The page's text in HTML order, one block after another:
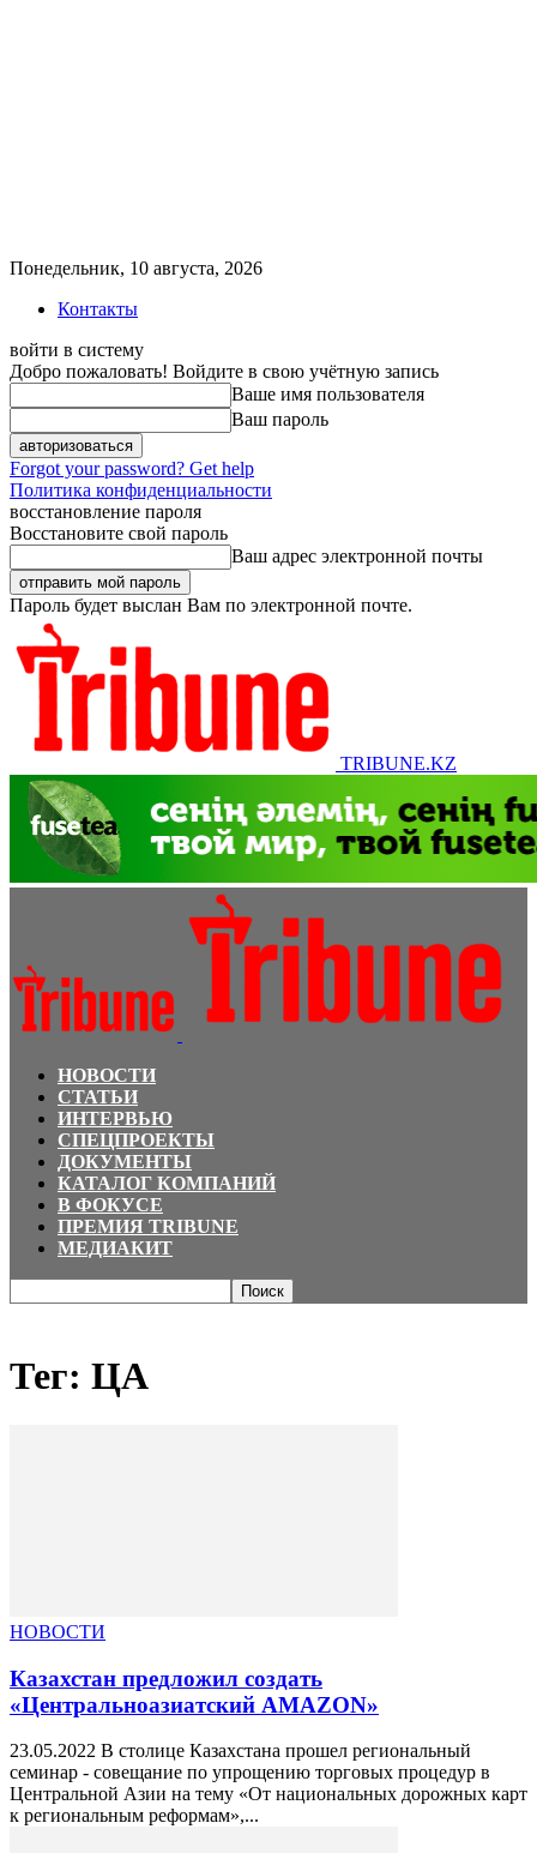
Понедельник, 10 августа, 2026
Контакты
войти в систему
Добро пожаловать! Войдите в свою учётную запись
Ваше имя пользователя
Ваш пароль
Forgot your password? Get help
Политика конфиденциальности
восстановление пароля
Восстановите свой пароль
Ваш адрес электронной почты
Пароль будет выслан Вам по электронной почте.
TRIBUNE.KZ
НОВОСТИ
СТАТЬИ
ИНТЕРВЬЮ
СПЕЦПРОЕКТЫ
ДОКУМЕНТЫ
КАТАЛОГ КОМПАНИЙ
В ФОКУСЕ
ПРЕМИЯ TRIBUNE
МЕДИАКИТ
Тег: ЦА
НОВОСТИ
Казахстан предложил создать
«Центральноазиатский AMAZON»
23.05.2022 В столице Казахстана прошел региональный
семинар - совещание по упрощению торговых процедур в
Центральной Азии на тему «От национальных дорожных карт
к региональным реформам»,...